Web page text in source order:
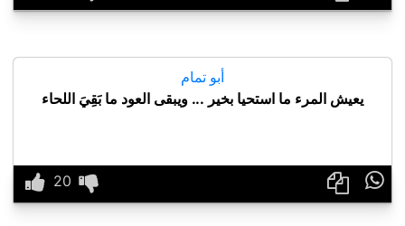
أبو تمام
يعيش المرء ما استحيا بخير ... ويبقى العود ما بَقِيَ اللحاء
